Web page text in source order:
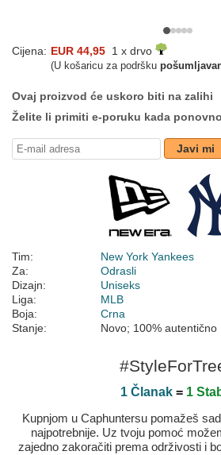
Cijena: EUR 44,95 1 x drvo
(U košaricu za podršku
Ovaj proizvod će uskoro biti na zalihi
Želite li primiti e-poruku kada
Javi mi
Tim:
New York Yankees
Za:
Odrasli
Dizajn:
Uniseks
Liga:
MLB
Boja:
Crna
Stanje:
Novo; 100% autentično
1 Članak= 1
Kupnjom u Caphuntersu pomažeš
najpotrebnije. Uz tvoju pomoć
zajedno zakoračiti prema održivosti i